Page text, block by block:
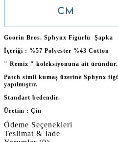
Goorin Bros. Sphynx Figürlü Şapka
İçeriği : %57 Polyester %43 Cotton
" Remix " koleksiyonuna ait üründür.
Patch simli kumaş üzerine Sphynx
yapılmıştır.
Standart bedendir.
Üretim : Çin
Ödeme Seçenekleri
Teslimat & İade